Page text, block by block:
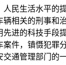
人民生活水平的
相关的刑事和
先进的科技手段
案件，镇慑犯罪
通管理部门的